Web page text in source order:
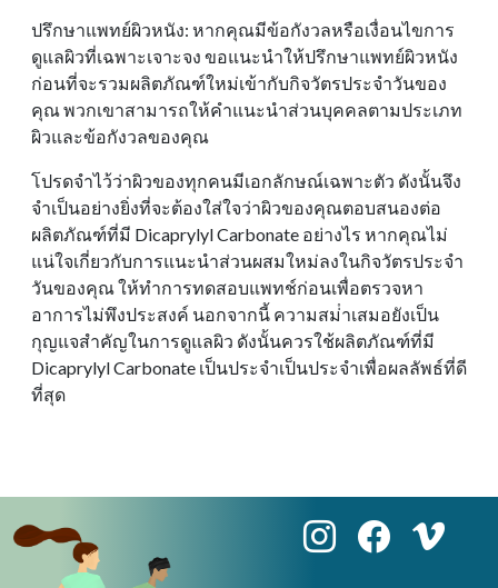
ปรึกษาแพทย์ผิวหนัง: หากคุณมีข้อกังวลหรือเงื่อนไขการ
ดูแลผิวที่เฉพาะเจาะจง ขอแนะนําให้ปรึกษาแพทย์ผิวหนัง
ก่อนที่จะรวมผลิตภัณฑ์ใหม่เข้ากับกิจวัตรประจําวันของ
คุณ พวกเขาสามารถให้คําแนะนําส่วนบุคคลตามประเภท
ผิวและข้อกังวลของคุณ
โปรดจําไว้ว่าผิวของทุกคนมีเอกลักษณ์เฉพาะตัว ดังนั้นจึง
จําเป็นอย่างยิ่งที่จะต้องใส่ใจว่าผิวของคุณตอบสนองต่อ
ผลิตภัณฑ์ที่มี Dicaprylyl Carbonate อย่างไร หากคุณไม่
แน่ใจเกี่ยวกับการแนะนําส่วนผสมใหม่ลงในกิจวัตรประจํา
วันของคุณ ให้ทําการทดสอบแพทช์ก่อนเพื่อตรวจหา
อาการไม่พึงประสงค์ นอกจากนี้ ความสม่ําเสมอยังเป็น
กุญแจสําคัญในการดูแลผิว ดังนั้นควรใช้ผลิตภัณฑ์ที่มี
Dicaprylyl Carbonate เป็นประจําเป็นประจําเพื่อผลลัพธ์ที่ดี
ที่สุด